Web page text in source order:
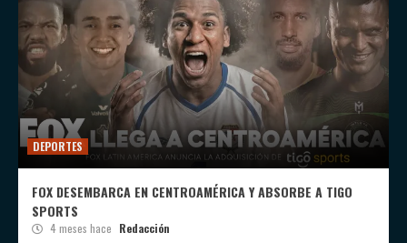
DEPORTES
FOX DESEMBARCA EN CENTROAMÉRICA Y ABSORBE A TIGO
SPORTS
4 meses hace Redacción